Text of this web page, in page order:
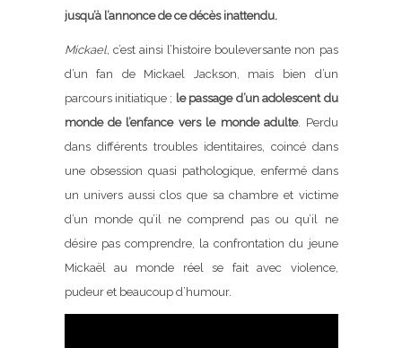
jusqu’à l’annonce de ce décès inattendu.
Mickael, c’est ainsi l’histoire bouleversante non pas
d’un fan de Mickael Jackson, mais bien d’un
parcours initiatique ; le passage d’un adolescent du
monde de l’enfance vers le monde adulte. Perdu
dans différents troubles identitaires, coincé dans
une obsession quasi pathologique, enfermé dans
un univers aussi clos que sa chambre et victime
d’un monde qu’il ne comprend pas ou qu’il ne
désire pas comprendre, la confrontation du jeune
Mickaël au monde réel se fait avec violence,
pudeur et beaucoup d’humour.